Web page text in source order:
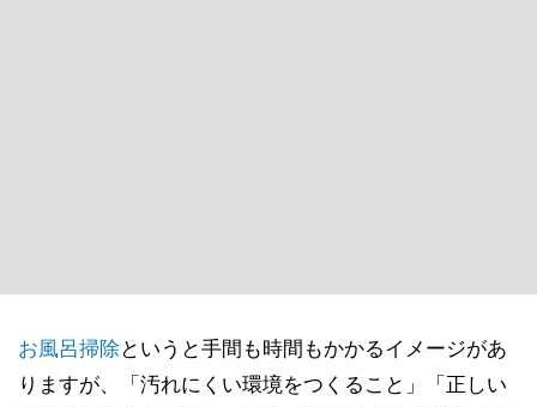
お風呂掃除 というと手間も時間もかかるイメージがあ
りますが、「汚れにくい環境をつくること」「正しい